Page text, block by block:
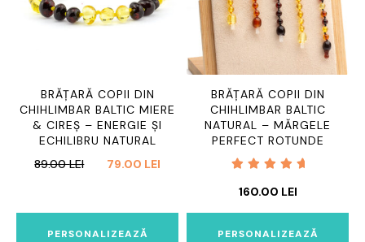
BRĂȚARĂ COPII DIN
CHIHLIMBAR BALTIC MIERE
& CIREȘ – ENERGIE ȘI
ECHILIBRU NATURAL
89.00LEI
PREȚUL
FOST:
89.00 LEI.
79.00 LEIPREȚUL
79.00 LEI.
PERSONALIZEAZĂ
BRĂȚARĂ COPII DIN
CHIHLIMBAR BALTIC
NATURAL – MĂRGELE
PERFECT ROTUNDE
la5.00
din 5
160.00 LEI
PERSONALIZEAZĂ